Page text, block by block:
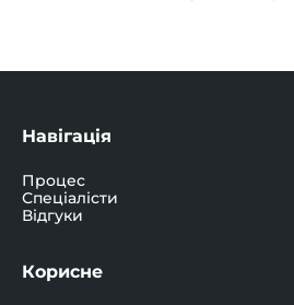
Навігація
Процес
Спеціалісти
Відгуки
Корисне